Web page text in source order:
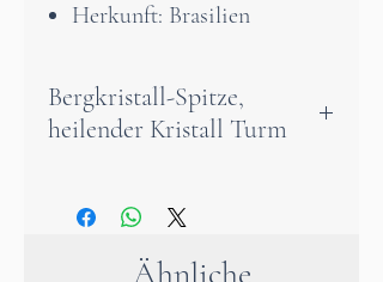
Herkunft: Brasilien
Bergkristall-Spitze,
heilender Kristall Turm
Bergkristallspitze aus
einzigartiger Qualität mit